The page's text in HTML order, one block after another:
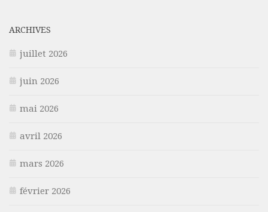
ARCHIVES
juillet 2026
juin 2026
mai 2026
avril 2026
mars 2026
février 2026